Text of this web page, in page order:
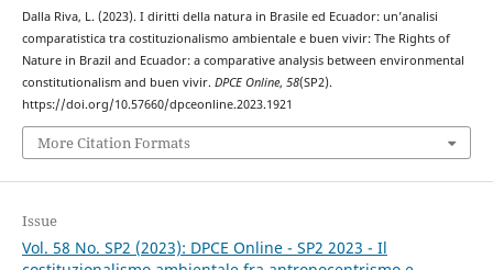
Dalla Riva, L. (2023). I diritti della natura in Brasile ed Ecuador: un’analisi
comparatistica tra costituzionalismo ambientale e buen vivir: The Rights of
Nature in Brazil and Ecuador: a comparative analysis between environmental
constitutionalism and buen vivir. DPCE Online, 58(SP2).
https://doi.org/10.57660/dpceonline.2023.1921
More Citation Formats
Issue
Vol. 58 No. SP2 (2023): DPCE Online - SP2 2023 - Il